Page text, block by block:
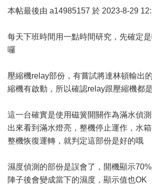
本帖最後由 a14985157 於 2023-8-29
每天下班時間用一點時間研究，先確定
囉
壓縮機relay部份，有嘗試將達林頓輸出
縮機有啟動，所以確認relay跟壓縮機都
這一台確實是使用磁簧開關作為滿水偵
出來看到滿水燈亮，整機停止運作，水箱
整機恢復運轉，就判定這部份是好的哦
濕度偵測的部份是誤會了，開機顯示
陣子後會變成當下的濕度，顯示值也OK